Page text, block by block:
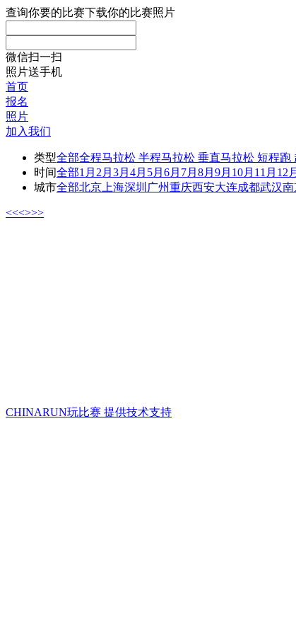
查询你要的比赛下载你的比赛照片
微信扫一扫
照片送手机
首页
报名
照片
加入我们
类型全部全程马拉松 半程马拉松 垂直马拉松 短程跑
时间全部1月 2月 3月 4月 5月 6月 7月 8月 9月 10月 11月 12月
城市全部北京 上海深圳 广州重庆西安大连成都武汉南
<<<>>>
CHINARUN玩比赛 提供技术支持